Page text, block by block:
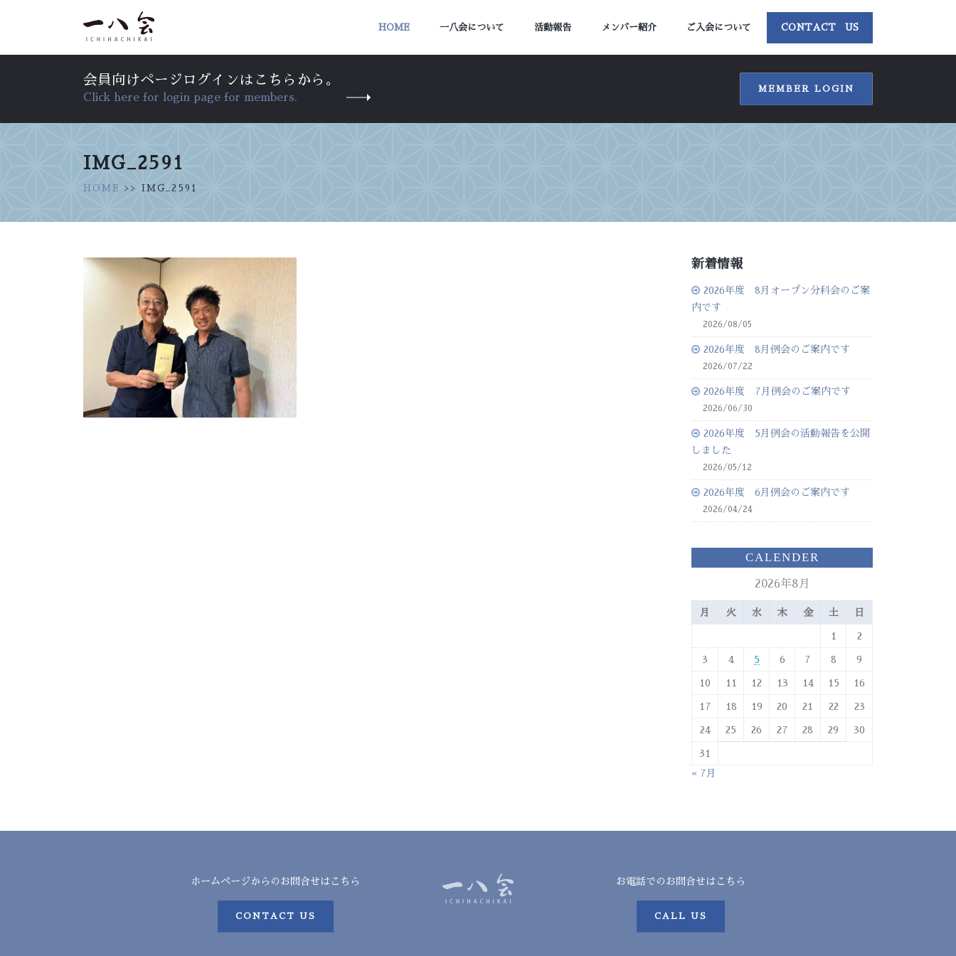
HOME 一八会について 活動報告 メンバー紹介 ご入会について CONTACT US
会員向けページログインはこちらから。
Click here for login page for members.
MEMBER LOGIN
IMG_2591
HOME >> IMG_2591
新着情報
2026年度 8月オープン分科会のご案
内です
2026/08/05
2026年度 8月例会のご案内です
2026/07/22
2026年度 7月例会のご案内です
2026/06/30
2026年度 5月例会の活動報告を公開
しました
2026/05/12
2026年度 6月例会のご案内です
2026/04/24
CALENDER
2026年8月
月 火 水 木 金 土 日
1 2
3 4 5 6 7 8 9
10 11 12 13 14 15 16
17 18 19 20 21 22 23
24 25 26 27 28 29 30
31
« 7月
ホームページからのお問合せはこちら
CONTACT US
お電話でのお問合せはこちら
CALL US